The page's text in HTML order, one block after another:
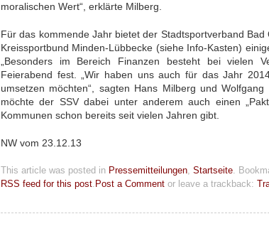
moralischen Wert“, erklärte Milberg.
Für das kommende Jahr bietet der Stadtsportverband
Kreissportbund Minden-Lübbecke (siehe Info-Kasten)
„Besonders im Bereich Finanzen besteht bei vielen
Feierabend fest. „Wir haben uns auch für das Jahr
umsetzen möchten“, sagten Hans Milberg und
möchte der SSV dabei unter anderem auch einen
Kommunen schon bereits seit vielen Jahren gibt.
NW vom 23.12.13
This article was posted in Pressemitteilungen, Startseite.
RSS feed for this post. Post a Comment or leave a trackback: